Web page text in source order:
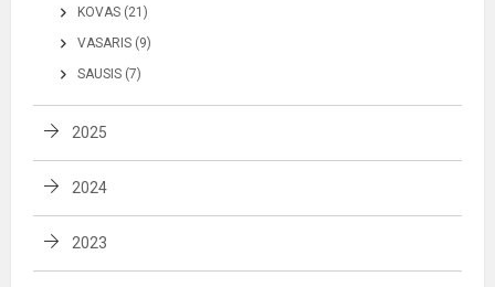
KOVAS (21)
VASARIS (9)
SAUSIS (7)
2025
2024
2023